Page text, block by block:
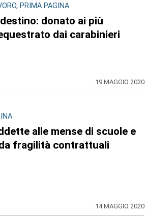
PRIMA PAGINA
donato ai più
dai carabinieri
19 MAGGIO 2020
alle mense di scuole e
fragilità contrattuali
14 MAGGIO 2020